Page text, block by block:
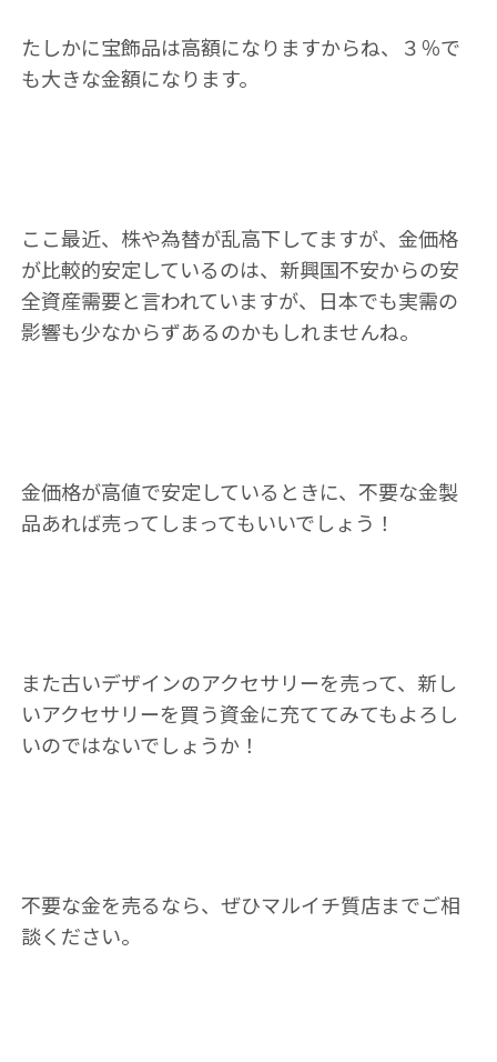
たしかに宝飾品は高額になりますからね、３％で
も大きな金額になります。
ここ最近、株や為替が乱高下してますが、金価格
が比較的安定しているのは、新興国不安からの安
全資産需要と言われていますが、日本でも実需の
影響も少なからずあるのかもしれませんね。
金価格が高値で安定しているときに、不要な金製
品あれば売ってしまってもいいでしょう！
また古いデザインのアクセサリーを売って、新し
いアクセサリーを買う資金に充ててみてもよろし
いのではないでしょうか！
不要な金を売るなら、ぜひマルイチ質店までご相
談ください。